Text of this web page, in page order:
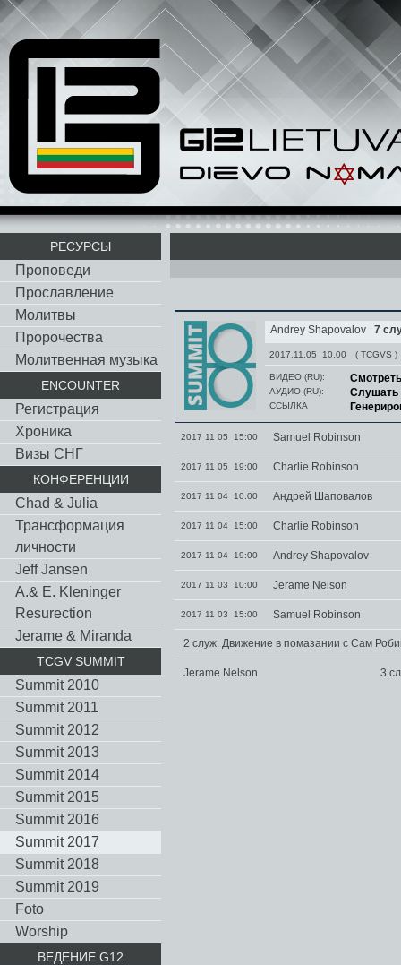
РЕСУРСЫ
Проповеди
Прославление
Молитвы
Пророчества
Молитвенная музыка
ENCOUNTER
Регистрация
Хроника
Визы СНГ
КОНФЕРЕНЦИИ
Chad & Julia
Трансформация
личности
Jeff Jansen
A.& E. Kleninger
Resurection
Jerame & Miranda
TCGV SUMMIT
Summit 2010
Summit 2011
Summit 2012
Summit 2013
Summit 2014
Summit 2015
Summit 2016
Summit 2017
Summit 2018
Summit 2019
Foto
Worship
ВЕДЕНИЕ G12
Andrey Shapovalov 7
2017.11.05 10.00 ( TCGVS )
ВИДЕО (RU): Смотреть
АУДИО (RU): Слушать
ССЫЛКА
2017 11 05 15:00 Samuel Robinson
2017 11 05 19:00 Charlie Robinson
2017 11 04 10:00 Андрей Шаповалов
2017 11 04 15:00 Charlie Robinson
2017 11 04 19:00 Andrey Shapovalov
2017 11 03 10:00 Jerame Nelson
2017 11 03 15:00 Samuel Robinson
2 служ. Движение в помазании с Сам
Jerame Nelson 3